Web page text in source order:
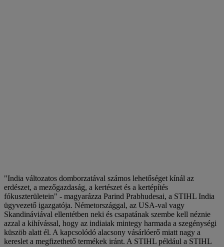
"India változatos domborzatával számos lehetőséget kínál az
erdészet, a mezőgazdaság, a kertészet és a kertépítés
fókuszterületein" - magyarázza Parind Prabhudesai, a STIHL India
ügyvezető igazgatója. Németországgal, az USA-val vagy
Skandináviával ellentétben neki és csapatának szembe kell néznie
azzal a kihívással, hogy az indiaiak mintegy harmada a szegénységi
küszöb alatt él. A kapcsolódó alacsony vásárlóerő miatt nagy a
kereslet a megfizethető termékek iránt. A STIHL például a STIHL